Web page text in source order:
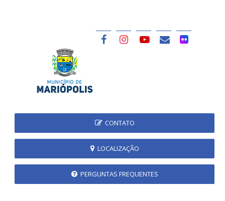
CONTATO
LOCALIZAÇÃO
PERGUNTAS FREQUENTES